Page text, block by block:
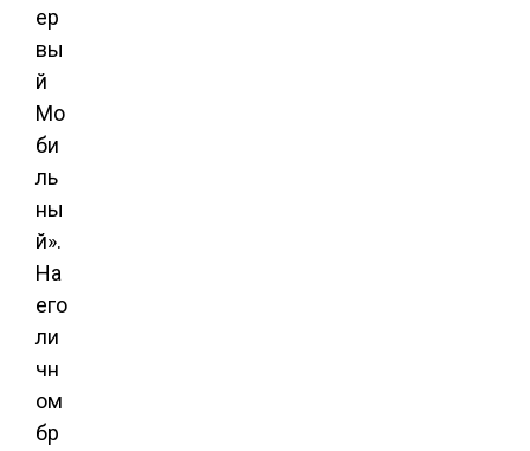
ер
вы
й
Мо
би
ль
ны
й».
На
его
ли
чн
ом
бр